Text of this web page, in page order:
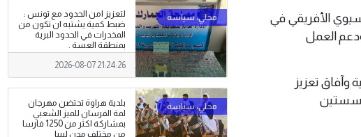
الأفريقي في
ودعم العمل
وآفاق تعزيز
لتعزيز امن الحدود مع تونس :
ضبط كمية يشتبه ان تكون من
المخدرات في الحدود البرية
بمنطقة العسة .
2026-08-07 21:24:26
بلدية هراوة تحتضن مهرجان
لمة الفرسان للميز الشعبي
بمشاركة اكثر من 1250 فارسا
من مختلف مدن ليبيا